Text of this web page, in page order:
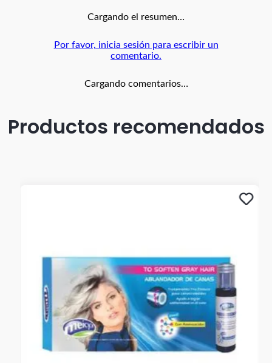
Cargando el resumen…
Por favor, inicia sesión para escribir un
comentario.
Cargando comentarios…
Productos recomendados